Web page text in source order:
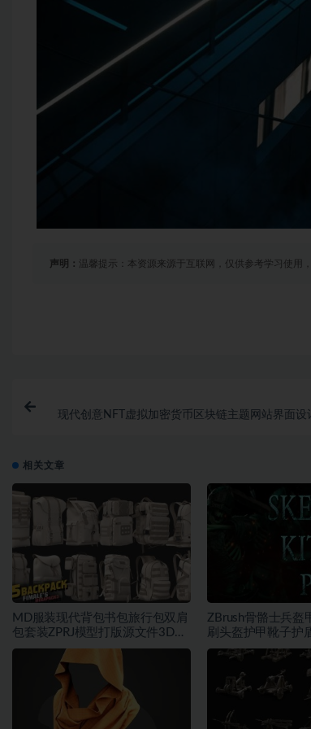
声明： 温馨提示：本资源来源于互联网，仅供参考学习使用
现代创意NFT虚拟加密货币区块链主题网站界面设
相关文章
MD服装现代背包书包旅行包双肩
包套装ZPRJ模型打版源文件3D服
装
ZBrush骨骼士兵盔
刷头盔护甲靴子护
笔刷